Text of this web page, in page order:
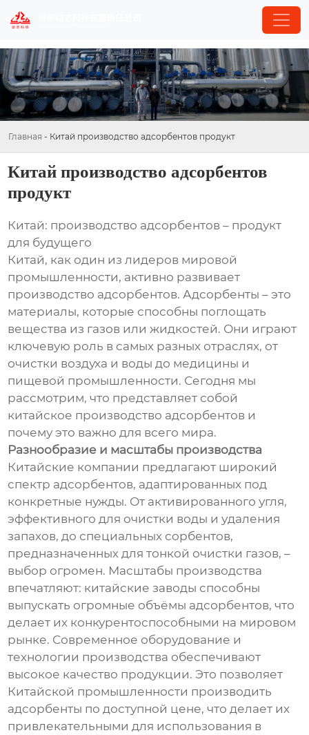
Главная - Китай производство адсорбентов продукт
Китай производство адсорбентов
продукт
Китай: производство адсорбентов – продукт
для будущего
Китай, как один из лидеров мировой
промышленности, активно развивает
производство адсорбентов. Адсорбенты – это
материалы, которые способны поглощать
вещества из газов или жидкостей. Они играют
ключевую роль в самых разных отраслях, от
очистки воздуха и воды до медицины и
пищевой промышленности. Сегодня мы
рассмотрим, что представляет собой
китайское производство адсорбентов и
почему это важно для всего мира.
Разнообразие и масштабы производства
Китайские компании предлагают широкий
спектр адсорбентов, адаптированных под
конкретные нужды. От активированного угля,
эффективного для очистки воды и удаления
запахов, до специальных сорбентов,
предназначенных для тонкой очистки газов, –
выбор огромен. Масштабы производства
впечатляют: китайские заводы способны
выпускать огромные объёмы адсорбентов, что
делает их конкурентоспособными на мировом
рынке. Современное оборудование и
технологии производства обеспечивают
высокое качество продукции. Это позволяет
Китайской промышленности производить
адсорбенты по доступной цене, что делает их
привлекательными для использования в